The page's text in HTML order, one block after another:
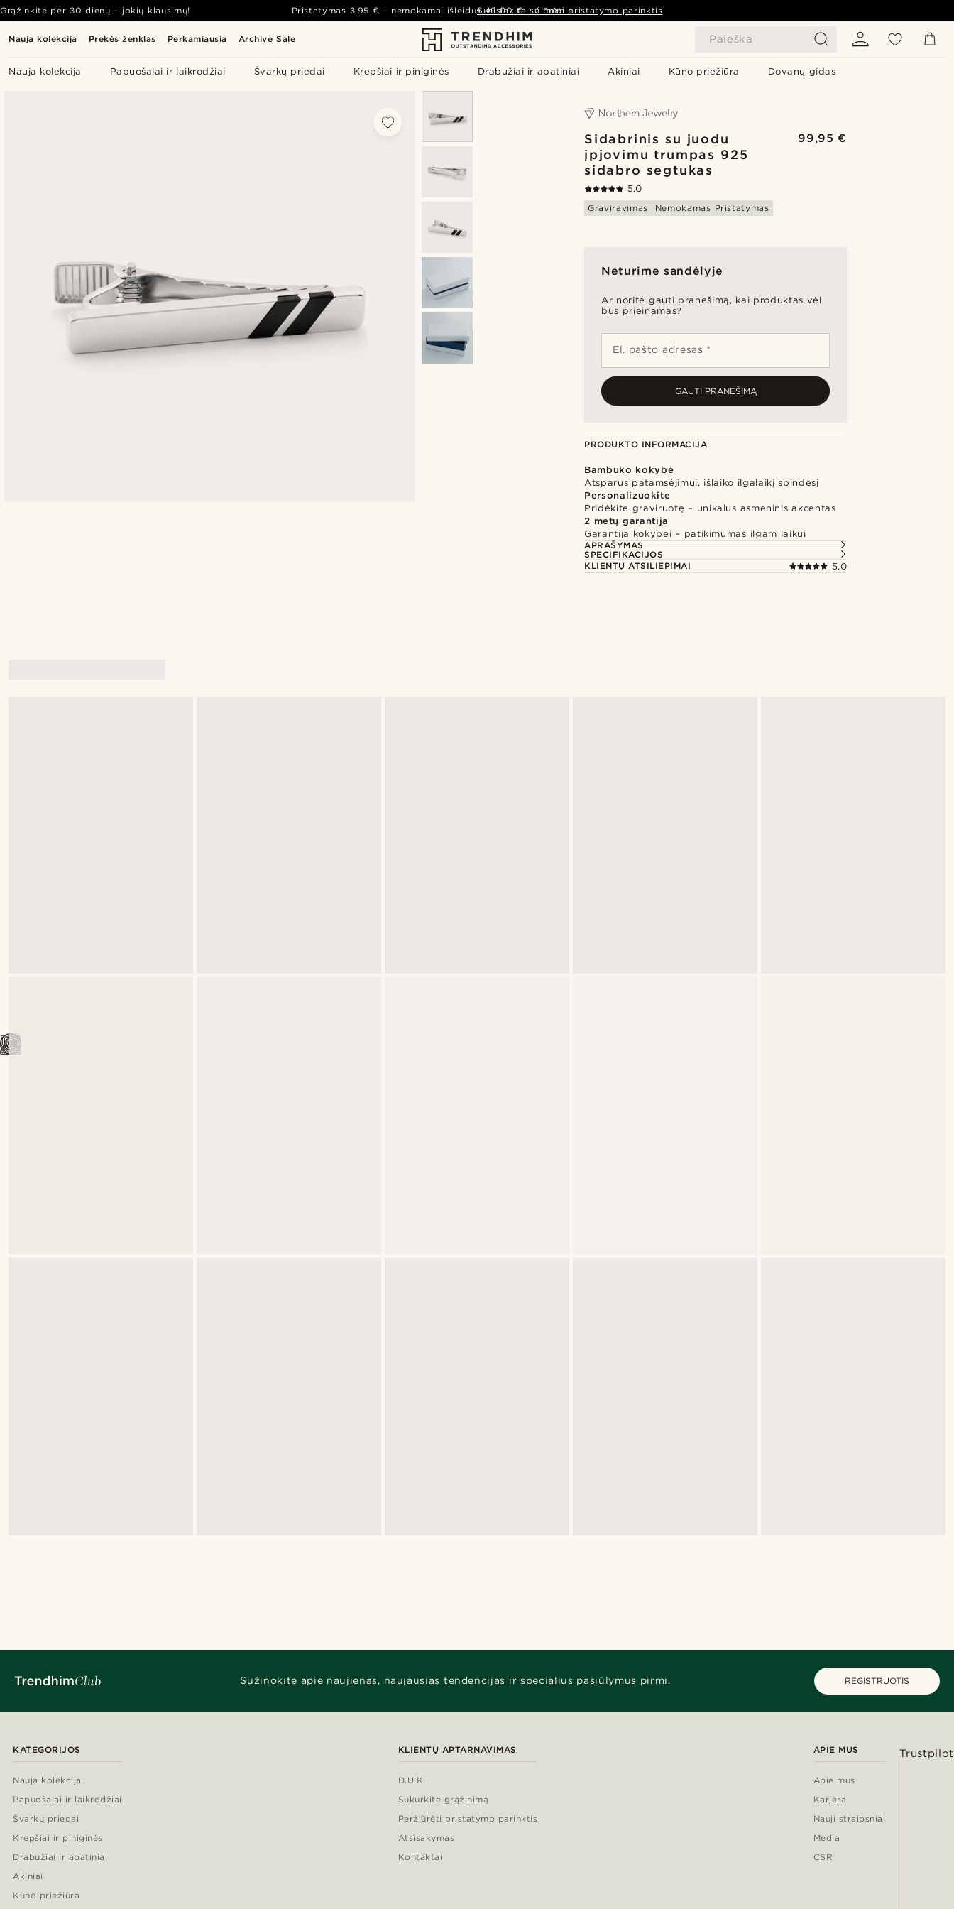
Nauja kolekcija Prekės ženklas Perkamiausia Archive Sale Paieška
Nauja kolekcija Papuošalai ir laikrodžiai Švarkų priedai Krepšiai ir piniginės Drabužiai ir apatiniai Akiniai Kūno priežiūra Dovanų gidas
Grąžinkite per 30 dienų – jokių klausimų! Pristatymas 3,95 € – nemokamai išleidus49,00 € – žiūrėti pristatymo parinktis
Susisiekite su mumis
Sidabrinis su juodu
įpjovimu trumpas 925
sidabro segtukas
99,95 €
5.0
Graviravimas
Nemokamas Pristatymas
Neturime sandėlyje
Ar norite gauti pranešimą, kai produktas vėl
bus prieinamas?
El. pašto adresas *
GAUTI PRANEŠIMĄ
PRODUKTO INFORMACIJA
Bambuko kokybė
Atsparus patamsėjimui, išlaiko ilgalaikį spindesį
Personalizuokite
Pridėkite graviruotę – unikalus asmeninis akcentas
2 metų garantija
Garantija kokybei – patikimumas ilgam laikui
APRAŠYMAS
SPECIFIKACIJOS
KLIENTŲ ATSILIEPIMAI
5.0
Sužinokite apie naujienas, naujausias tendencijas ir specialius pasiūlymus pirmi. REGISTRUOTIS
KATEGORIJOS
Nauja kolekcija
Papuošalai ir laikrodžiai
Švarkų priedai
Krepšiai ir piniginės
Drabužiai ir apatiniai
Akiniai
Kūno priežiūra
KLIENTŲ APTARNAVIMAS
D.U.K.
Sukurkite grąžinimą
Peržiūrėti pristatymo parinktis
Atsisakymas
Kontaktai
APIE MUS
Apie mus
Karjera
Nauji straipsniai
Media
CSR
Trustpilot